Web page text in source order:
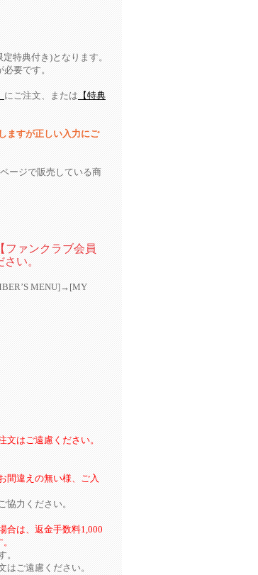
定特典付き)となります。
要です。
にご注文、または 【特典
ますが正しい入力にご
ージで販売している商
ファンクラブ会員
い。
MENU]→[MY
はご遠慮ください。
間違えの無い様、ご入
力ください。
合は、返金手数料1,000
。
ご遠慮ください。